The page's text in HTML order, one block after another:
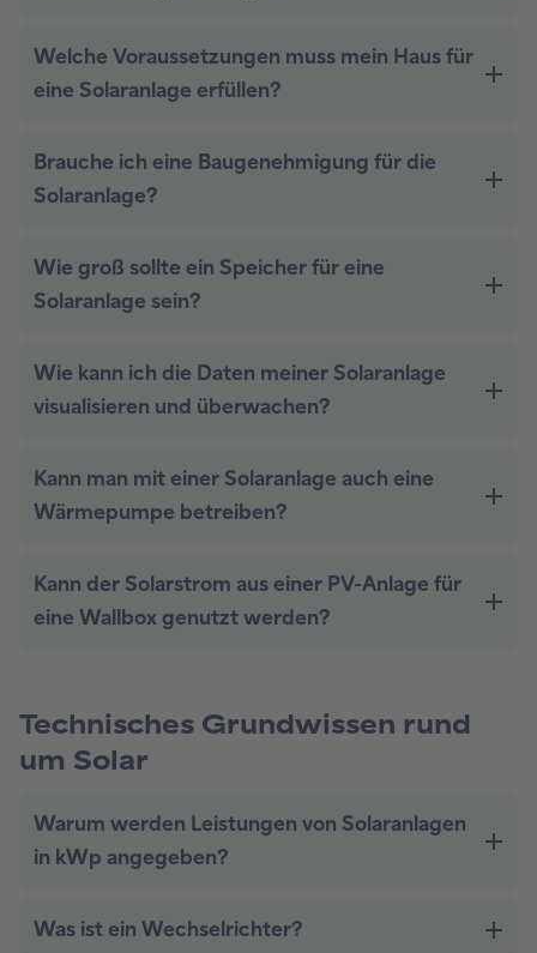
Technisches Grundwissen rund
um Solar